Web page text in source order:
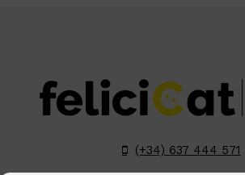
(+34) 637 444 571